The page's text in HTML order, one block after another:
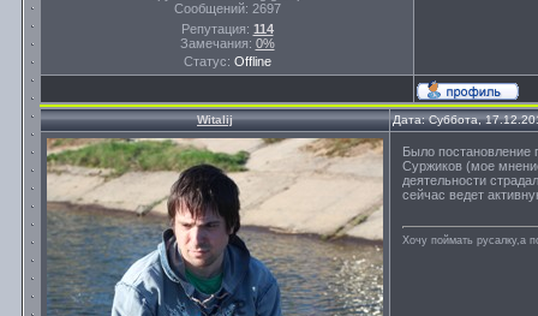
Сообщений: 2697
Репутация: 114
Замечания: 0%
Статус: Offline
Witalij Дата: Суббота,
Было постановление
Суржиков (мое
деятельности
сейчас ведет
Хочу поймать русалку,а